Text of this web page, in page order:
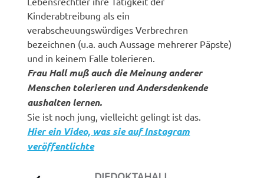
Kinderabtreibung als ein
verabscheuungswürdiges Verbrechren
bezeichnen (u.a. auch Aussage mehrerer Päpste)
und in keinem Falle tolerieren.
Frau Hall muß auch die Meinung anderer
Menschen tolerieren und Andersdenkende
aushalten lernen.
Sie ist noch jung, vielleicht gelingt ist das.
Hier ein Video, was sie auf Instagram
veröffentlichte